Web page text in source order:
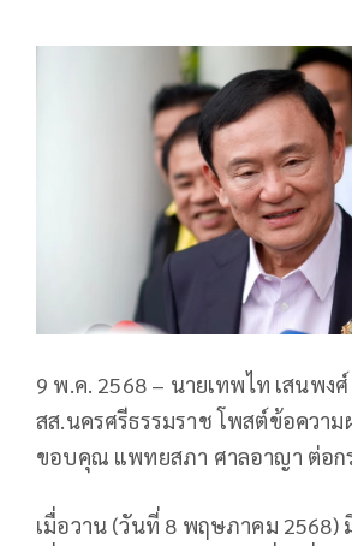
9 พ.ค. 2568 – นายเทพไท เสนพง
สส.นครศรีธรรมราช โพสต์ข้อควา
ขอบคุณ แพทยสภา ศาลอาญา ต่อ
เมื่อวาน (วันที่ 8 พฤษภาคม 2568)